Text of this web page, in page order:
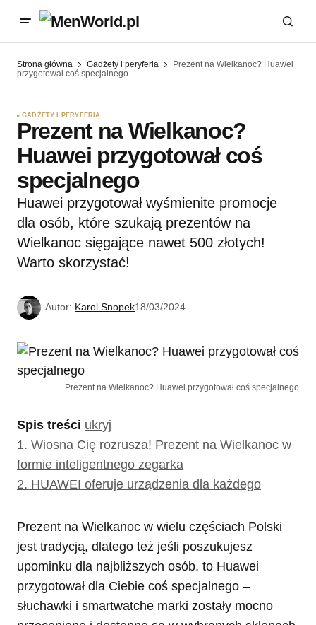
Strona główna Gadżety i peryferia
Prezent na Wielkanoc? Huawei
przygotował coś specjalnego
GADŻETY I PERYFERIA
Prezent na Wielkanoc?
Huawei przygotował coś
specjalnego
Huawei przygotował wyśmienite promocje
dla osób, które szukają prezentów na
Wielkanoc sięgające nawet 500 złotych!
Warto skorzystać!
Autor: Karol Snopek18/03/2024
Prezent na Wielkanoc? Huawei przygotował coś specjalnego
Spis treści ukryj
1. Wiosna Cię rozrusza! Prezent na Wielkanoc w
formie inteligentnego zegarka
2. HUAWEI oferuje urządzenia dla każdego
Prezent na Wielkanoc w wielu częściach Polski
jest tradycją, dlatego też jeśli poszukujesz
upominku dla najbliższych osób, to Huawei
przygotował dla Ciebie coś specjalnego –
słuchawki i smartwatche marki zostały mocno